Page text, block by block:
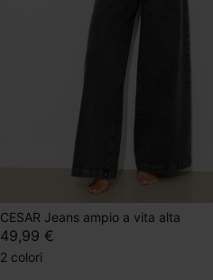
CESAR Jeans ampio a vita alta
49,99 €
2 colori